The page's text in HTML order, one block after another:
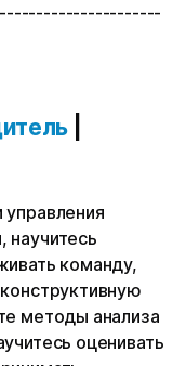
научитесь
команду,
методы анализа
оценивать